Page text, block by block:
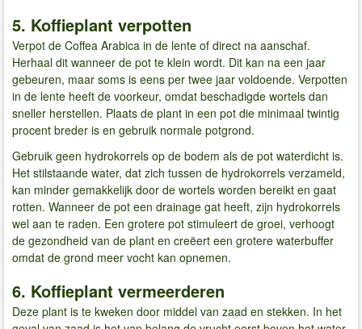
5. Koffieplant verpotten
Verpot de Coffea Arabica in de lente of direct na aanschaf.
Herhaal dit wanneer de pot te klein wordt. Dit kan na een jaar
gebeuren, maar soms is eens per twee jaar voldoende. Verpotten
in de lente heeft de voorkeur, omdat beschadigde wortels dan
sneller herstellen. Plaats de plant in een pot die minimaal twintig
procent breder is en gebruik normale potgrond.
Gebruik geen hydrokorrels op de bodem als de pot waterdicht is.
Het stilstaande water, dat zich tussen de hydrokorrels verzameld,
kan minder gemakkelijk door de wortels worden bereikt en gaat
rotten. Wanneer de pot een drainage gat heeft, zijn hydrokorrels
wel aan te raden. Een grotere pot stimuleert de groei, verhoogt
de gezondheid van de plant en creëert een grotere waterbuffer
omdat de grond meer vocht kan opnemen.
6. Koffieplant vermeerderen
Deze plant is te kweken door middel van zaad en stekken. In het